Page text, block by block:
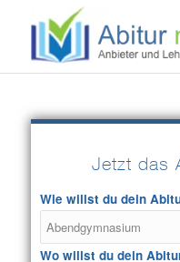
Jetzt das
Wie willst du dein
Wo willst du dein